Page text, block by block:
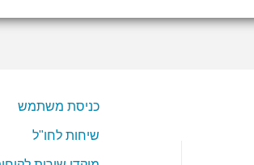
כניסת משתמש
שיחות לחו"ל